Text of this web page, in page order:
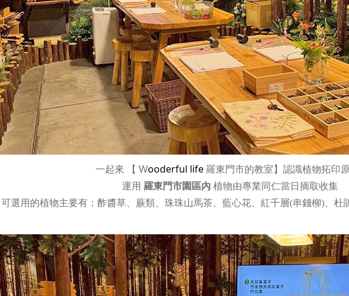
一起來 【 Wooderful life 羅東門市的教室 】 認識植物拓印
運用 羅東門市園區內 植物由專業同仁當日 摘取收集
可選用的植物主要有：酢醬草、蕨類、珠珠山馬茶、藍心花、紅千層(串錢柳) 、